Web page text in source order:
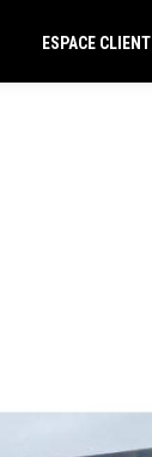
ESPACE CLIENT